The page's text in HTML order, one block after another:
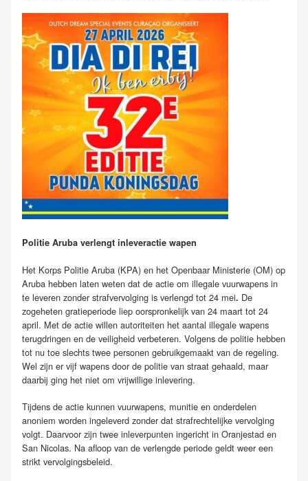
Politie Aruba verlengt inleveractie wapen
Het Korps Politie Aruba (KPA) en het Openbaar Ministerie (OM) op
Aruba hebben laten weten dat de actie om illegale vuurwapens in
te leveren zonder strafvervolging is verlengd tot 24 mei. De
zogeheten gratieperiode liep oorspronkelijk van 24 maart tot 24
april. Met de actie willen autoriteiten het aantal illegale wapens
terugdringen en de veiligheid verbeteren. Volgens de politie hebben
tot nu toe slechts twee personen gebruikgemaakt van de regeling.
Wel zijn er vijf wapens door de politie van straat gehaald, maar
daarbij ging het niet om vrijwillige inlevering.
Tijdens de actie kunnen vuurwapens, munitie en onderdelen
anoniem worden ingeleverd zonder dat strafrechtelijke vervolging
volgt. Daarvoor zijn twee inleverpunten ingericht in Oranjestad en
San Nicolas. Na afloop van de verlengde periode geldt weer een
strikt vervolgingsbeleid.